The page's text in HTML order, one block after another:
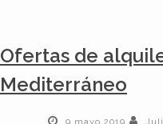
Ofertas de
Mediterráneo